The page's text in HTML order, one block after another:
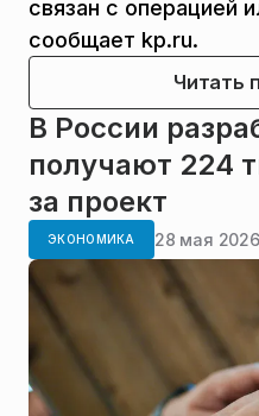
связан с операцией
сообщает kp.ru.
Читать
В России
получают 224
за проект
ЭКОНОМИКА 28 мая 2026